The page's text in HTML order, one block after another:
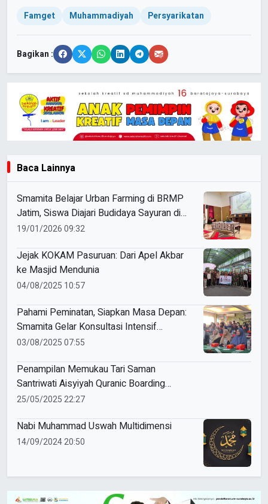
Famget Muhammadiyah Persyarikatan
Bagikan :
Baca Lainnya
Smamita Belajar Urban Farming di BRMP
Jatim, Siswa Diajari Budidaya Sayuran di
Lahan Sempit
19/01/2026 09:32
Jejak KOKAM Pasuruan: Dari Apel Akbar
ke Masjid Mendunia
04/08/2025 10:57
Pahami Peminatan, Siapkan Masa Depan:
Smamita Gelar Konsultasi Intensif
dengan Wali Siswa
03/08/2025 07:55
Penampilan Memukau Tari Saman
Santriwati Aisyiyah Quranic Boarding
School
25/05/2025 22:27
Nabi Muhammad Uswah Multidimensi
14/09/2024 20:50